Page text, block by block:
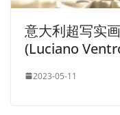
意大利超写实
(Luciano
2023-05-11